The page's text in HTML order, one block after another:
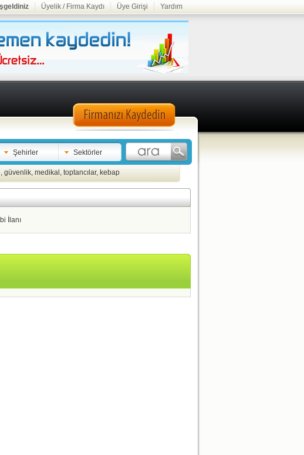
Üyelik / Firma Kaydı Üye Girişi Yardım
Şehirler Sektörler
, güvenlik, medikal , toptancılar, kebap
İlanı